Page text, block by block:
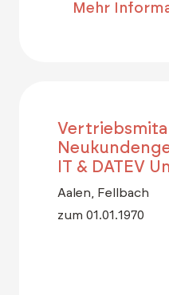
Mehr
IT & DATEV
Aalen, Fellbach
zum 01.01.1970